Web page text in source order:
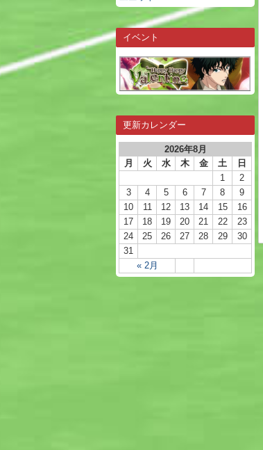
イベント
更新カレンダー
2026年8月
月
火 水 木 金 土 日
« 2月
1
2
3
4 5 6 7 8
9
10
11 12 13 14 15
16
17
18 19 20 21 22
23
24
25 26 27 28 29
30
31